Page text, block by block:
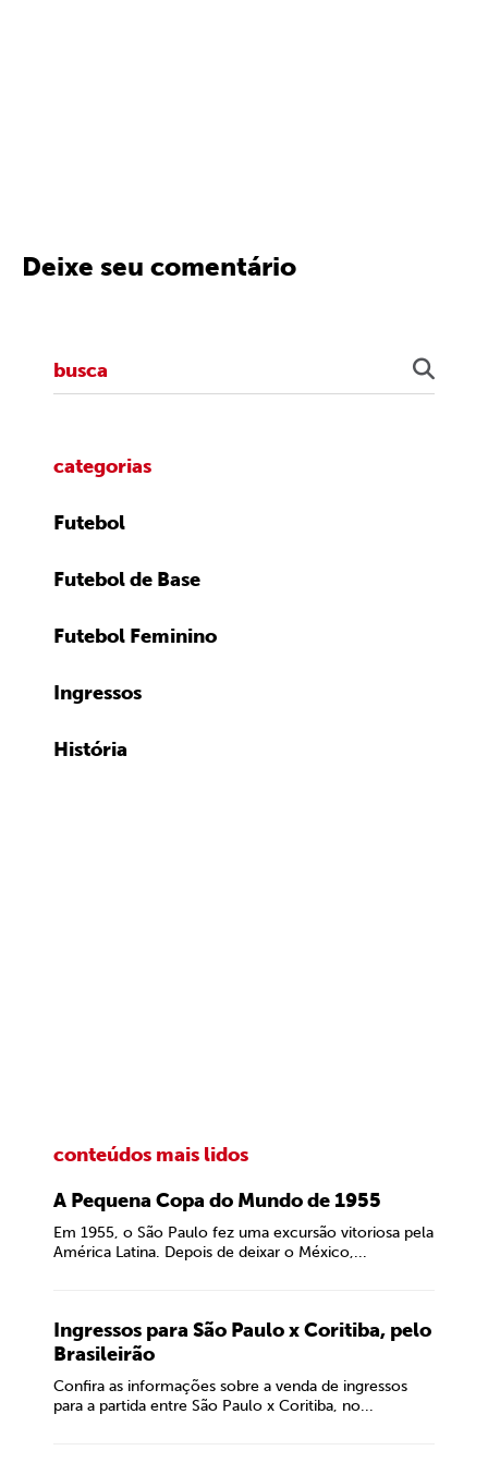
Deixe seu comentário
categorias
Futebol
Futebol de Base
Futebol Feminino
Ingressos
História
conteúdos mais lidos
A Pequena Copa do Mundo de 1955
Em 1955, o São Paulo fez uma excursão vitoriosa pela
América Latina. Depois de deixar o México,...
Ingressos para São Paulo x Coritiba, pelo
Brasileirão
Confira as informações sobre a venda de ingressos
para a partida entre São Paulo x Coritiba, no...